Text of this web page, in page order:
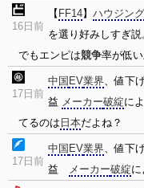
16日前
【 FF14】 ハウジング
を選り好みしすぎ
でもエンピは競争率が低
17日前
中国 EV業界、値下
益 メーカー破綻に
てるのは 日本だよね？
17日前
中国 EV業界、値下
益
メーカー破綻